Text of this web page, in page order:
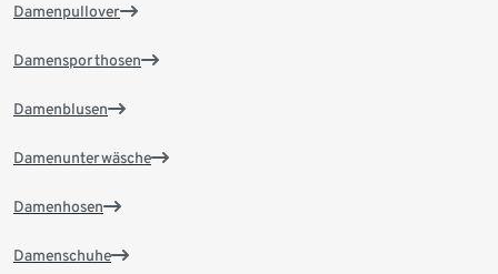
Damenpullover
Damensporthosen
Damenblusen
Damenunterwäsche
Damenhosen
Damenschuhe